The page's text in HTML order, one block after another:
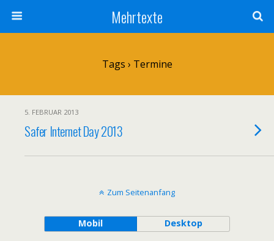
Mehrtexte
Tags › Termine
5. FEBRUAR 2013
Safer Internet Day 2013
Zum Seitenanfang
Mobil Desktop